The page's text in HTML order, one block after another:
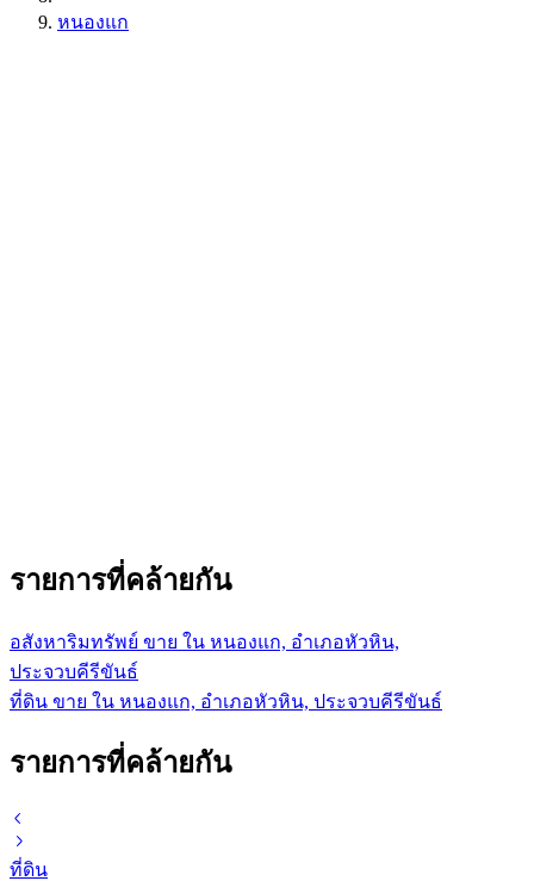
หนองแก
รายการที่คล้ายกัน
อสังหาริมทรัพย์ ขาย ใน หนองแก, อำเภอหัวหิน,
ประจวบคีรีขันธ์
ที่ดิน ขาย ใน หนองแก, อำเภอหัวหิน, ประจวบคีรีขันธ์
รายการที่คล้ายกัน
ที่ดิน